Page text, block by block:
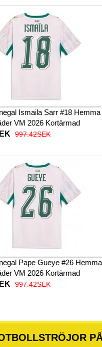
Ismaila Sarr #18 Hemma
VM 2026 Kortärmad
997.42SEK
Pape Gueye #26 Hemma
VM 2026 Kortärmad
997.42SEK